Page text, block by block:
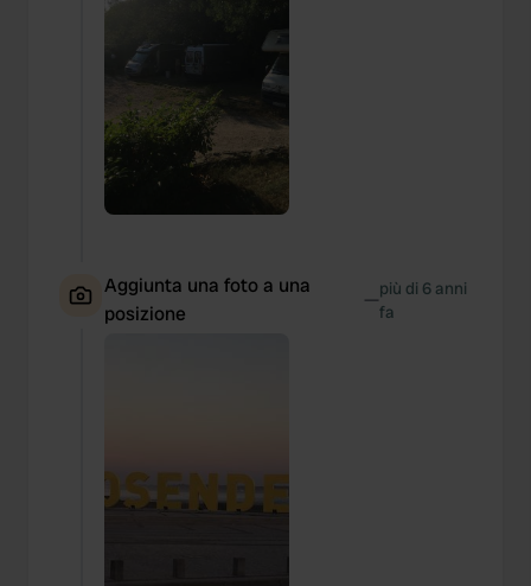
Aggiunta una foto a una
posizione
—più di 6 anni
fa